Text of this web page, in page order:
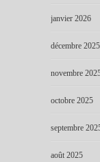
janvier 2026
décembre 2025
novembre
octobre 2025
septembre
août 2025